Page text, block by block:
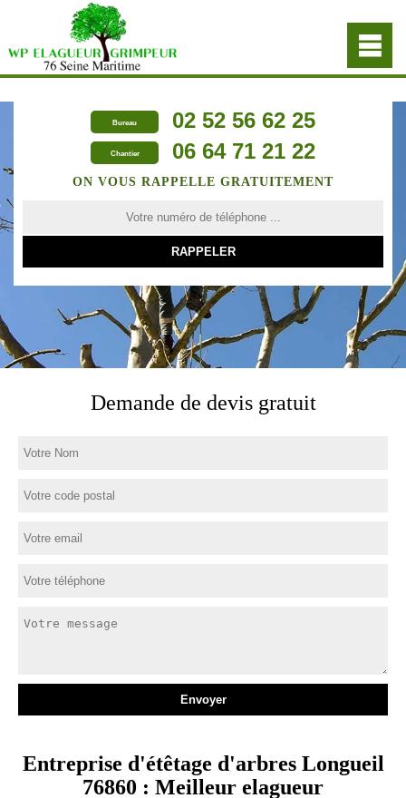
Bureau 02 52 56 62 25
Chantier 06 64 71 21 22
ON VOUS RAPPELLE GRATUITEMENT
Demande de devis gratuit
Entreprise d'étêtage d'arbres Longueil
76860 : Meilleur elagueur